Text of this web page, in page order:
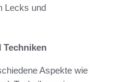
Lecks und
Techniken
Aspekte wie